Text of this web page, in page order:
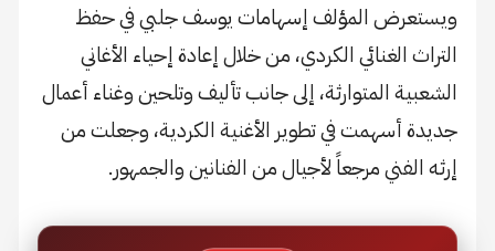
ويستعرض المؤلف إسهامات يوسف جلبي في حفظ
التراث الغنائي الكردي، من خلال إعادة إحياء الأغاني
الشعبية المتوارثة، إلى جانب تأليف وتلحين وغناء أعمال
جديدة أسهمت في تطوير الأغنية الكردية، وجعلت من
إرثه الفني مرجعاً لأجيال من الفنانين والجمهور.